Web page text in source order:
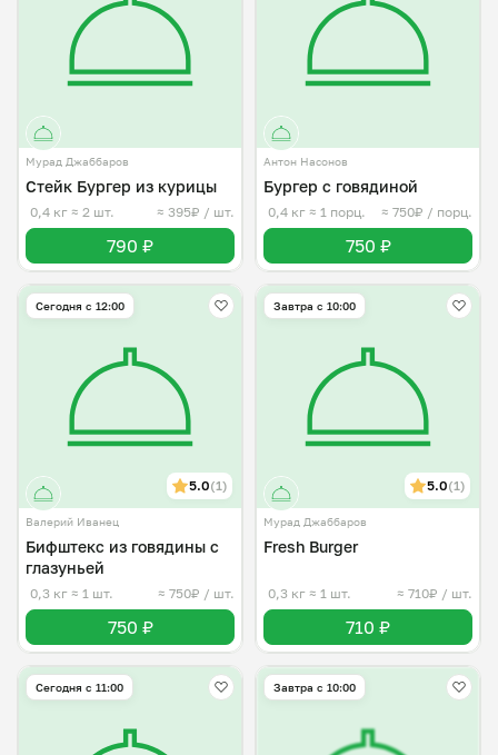
Мурад Джаббаров
Стейк Бургер из курицы
0,4 кг ≈ 2 шт. ≈ 395₽ / шт.
790 ₽
Антон Насонов
Бургер с говядиной
0,4 кг ≈ 1 порц. ≈ 750₽ / порц.
750 ₽
Сегодня с 12:00
5.0(1)
Валерий Иванец
Бифштекс из говядины с
глазуньей
0,3 кг ≈ 1 шт. ≈ 750₽ / шт.
750 ₽
Завтра c 10:00
5.0(1)
Мурад Джаббаров
Fresh Burger
0,3 кг ≈ 1 шт. ≈ 710₽ / шт.
710 ₽
Сегодня с 11:00 Завтра c 10:00